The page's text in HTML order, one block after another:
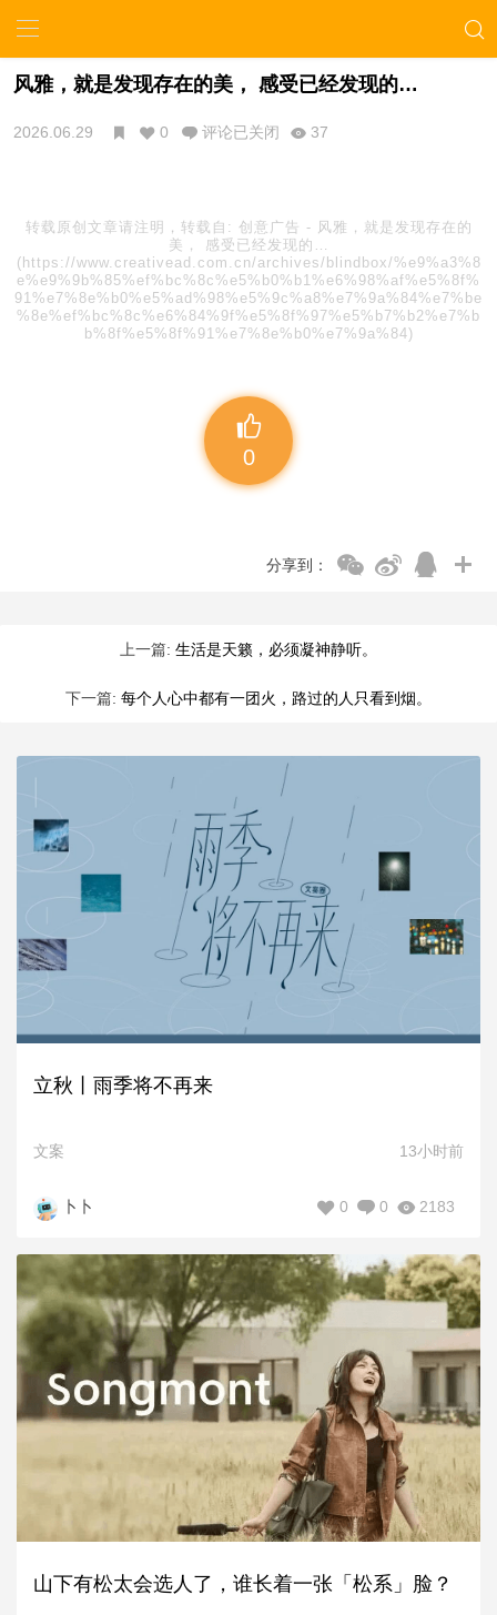
风雅，就是发现存在的美， 感受已经发现的…
2026.06.29 0 评论已关闭 37
转载原创文章请注明，转载自: 创意广告 - 风雅，就是发现存在的
美， 感受已经发现的…
(https://www.creativead.com.cn/archives/blindbox/%e9%a3%8
e%e9%9b%85%ef%bc%8c%e5%b0%b1%e6%98%af%e5%8f%
91%e7%8e%b0%e5%ad%98%e5%9c%a8%e7%9a%84%e7%be
%8e%ef%bc%8c%e6%84%9f%e5%8f%97%e5%b7%b2%e7%b
b%8f%e5%8f%91%e7%8e%b0%e7%9a%84)
0
分享到：
上一篇: 生活是天籁，必须凝神静听。
下一篇: 每个人心中都有一团火，路过的人只看到烟。
立秋丨雨季将不再来
文案 13小时前
卜卜 2183
0
0
山下有松太会选人了，谁长着一张「松系」脸？